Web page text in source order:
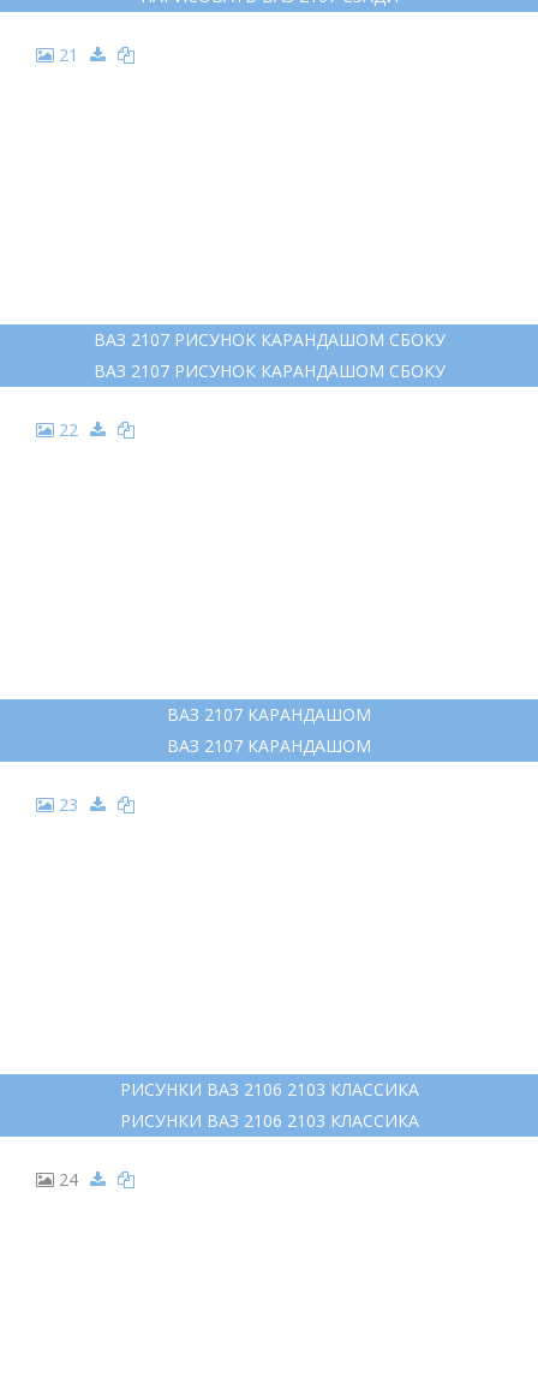
21
ВАЗ 2107 РИСУНОК КАРАНДАШОМ СБОКУ
ВАЗ 2107 РИСУНОК КАРАНДАШОМ СБОКУ
22
ВАЗ 2107 КАРАНДАШОМ
ВАЗ 2107 КАРАНДАШОМ
23
РИСУНКИ ВАЗ 2106 2103 КЛАССИКА
РИСУНКИ ВАЗ 2106 2103 КЛАССИКА
24